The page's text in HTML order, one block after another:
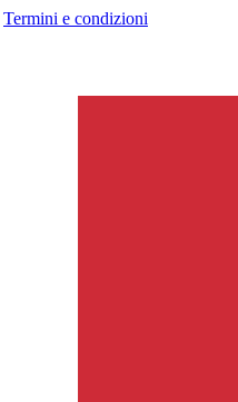
Termini e condizioni